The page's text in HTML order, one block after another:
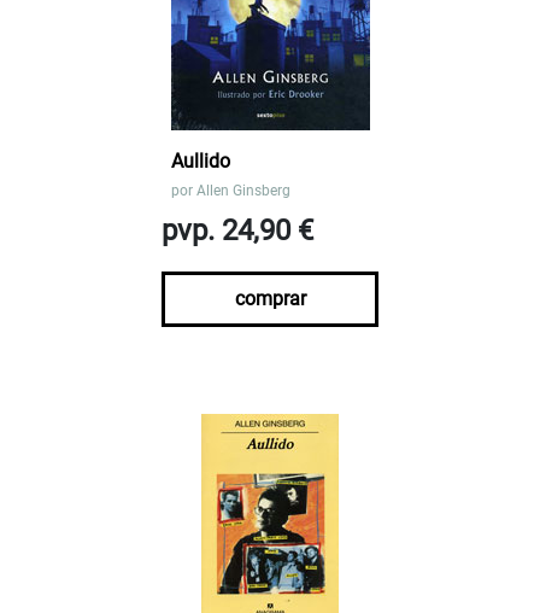
Aullido
por Allen Ginsberg
pvp. 24,90 €
comprar